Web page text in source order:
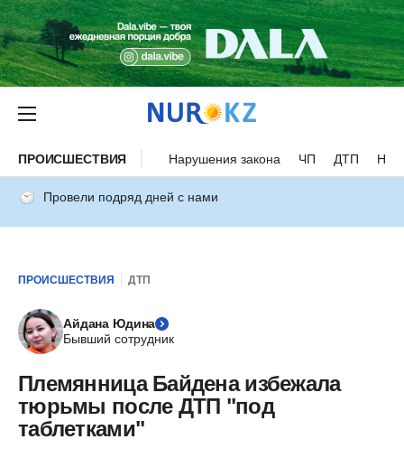
ПРОИСШЕСТВИЯ Нарушения закона ЧП ДТП
Провели подряд дней с нами
ПРОИСШЕСТВИЯ ДТП
Айдана Юдина
Бывший сотрудник
Племянница Байдена избежала
тюрьмы после ДТП "под
таблетками"